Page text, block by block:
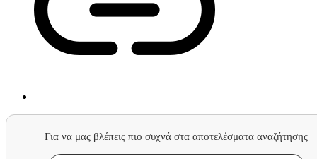
Για να μας βλέπεις πιο συχνά στα αποτελέσματα αναζήτησης